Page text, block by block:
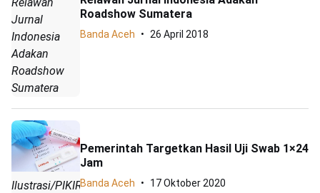
Jurnal
Indonesia
Adakan
Roadshow
Sumatera
Roadshow Sumatera
Banda Aceh 26 April 2018
Ilustrasi/PIKIRAN
Pemerintah Targetkan Hasil Uji Swab 1×24
Jam
Banda Aceh 17 Oktober 2020